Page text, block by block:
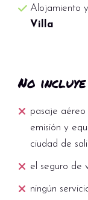
Alojamiento
Villa
No incluye
pasaje aéreo
emisión y
ciudad de
el seguro de
ningún